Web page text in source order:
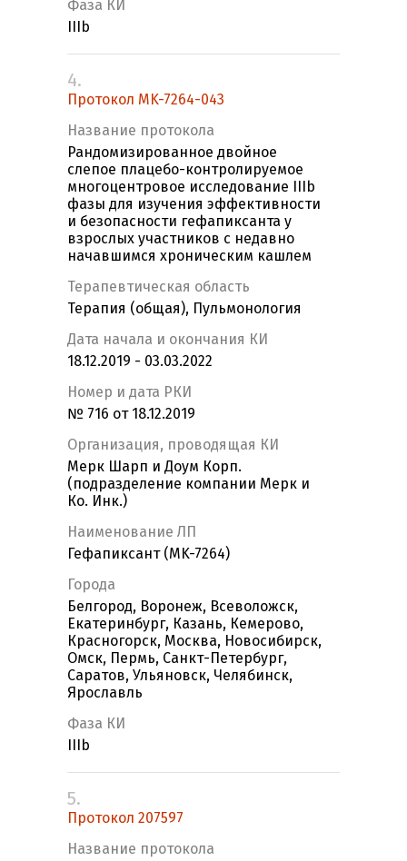
Фаза КИ
IIIb
4.
Протокол MK-7264-043
Название протокола
Рандомизированное двойное
слепое плацебо-контролируемое
многоцентровое исследование IIIb
фазы для изучения эффективности
и безопасности гефапиксанта у
взрослых участников с недавно
начавшимся хроническим кашлем
Терапевтическая область
Терапия (общая), Пульмонология
Дата начала и окончания КИ
18.12.2019 - 03.03.2022
Номер и дата РКИ
№ 716 от 18.12.2019
Организация, проводящая КИ
Мерк Шарп и Доум Корп.
(подразделение компании Мерк и
Ко. Инк.)
Наименование ЛП
Гефапиксант (MK-7264)
Города
Белгород, Воронеж, Всеволожск,
Екатеринбург, Казань, Кемерово,
Красногорск, Москва, Новосибирск,
Омск, Пермь, Санкт-Петербург,
Саратов, Ульяновск, Челябинск,
Ярославль
Фаза КИ
IIIb
5.
Протокол 207597
Название протокола